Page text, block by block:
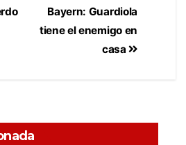
Bayern: Guardiola
tiene el enemigo en
casa